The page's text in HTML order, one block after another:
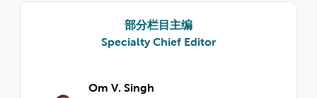
部分栏目主编
Specialty Chief Editor
Om V. Singh